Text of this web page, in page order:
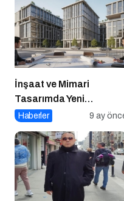
Yazdı
İnşaat ve Mimari
Tasarımda Yeni
Standartlar Belirliyor
Haberler 9 ay